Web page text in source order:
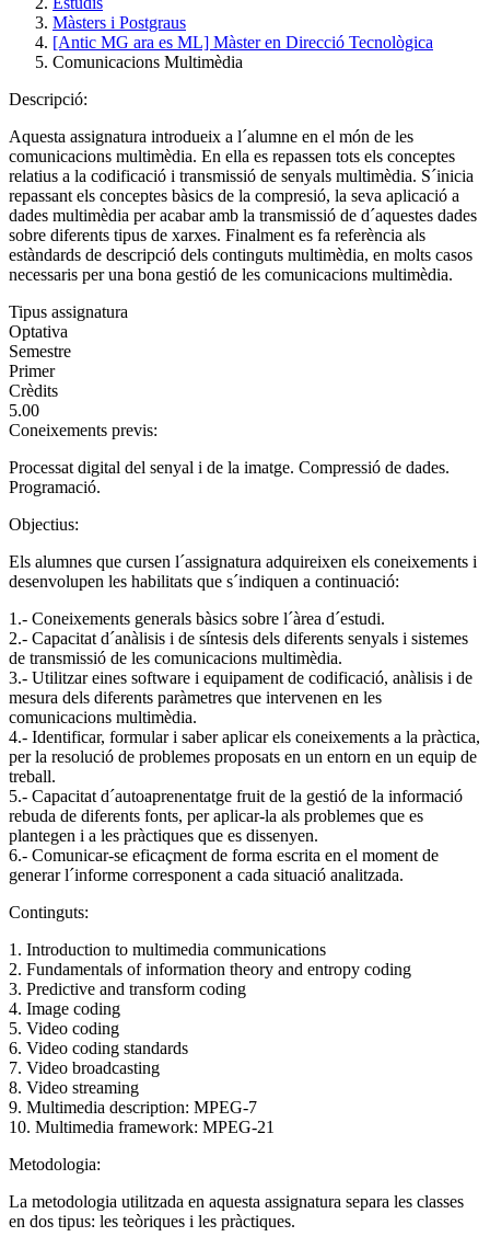
Màsters i Postgraus
[Antic MG ara es ML] Màster en Direcció Tecnològica
Comunicacions Multimèdia
Descripció:
Aquesta assignatura introdueix a l´alumne en el món de les
comunicacions multimèdia. En ella es repassen tots els conceptes
relatius a la codificació i transmissió de senyals multimèdia. S´inicia
repassant els conceptes bàsics de la compresió, la seva aplicació a
dades multimèdia per acabar amb la transmissió de d´aquestes dades
sobre diferents tipus de xarxes. Finalment es fa referència als
estàndards de descripció dels continguts multimèdia, en molts casos
necessaris per una bona gestió de les comunicacions multimèdia.
Tipus assignatura
Optativa
Semestre
Primer
Crèdits
5.00
Coneixements previs:
Processat digital del senyal i de la imatge. Compressió de dades.
Programació.
Objectius:
Els alumnes que cursen l´assignatura adquireixen els coneixements i
desenvolupen les habilitats que s´indiquen a continuació:
1.- Coneixements generals bàsics sobre l´àrea d´estudi.
2.- Capacitat d´anàlisis i de síntesis dels diferents senyals i sistemes
de transmissió de les comunicacions multimèdia.
3.- Utilitzar eines software i equipament de codificació, anàlisis i de
mesura dels diferents paràmetres que intervenen en les
comunicacions multimèdia.
4.- Identificar, formular i saber aplicar els coneixements a la pràctica,
per la resolució de problemes proposats en un entorn en un equip de
treball.
5.- Capacitat d´autoaprenentatge fruit de la gestió de la informació
rebuda de diferents fonts, per aplicar-la als problemes que es
plantegen i a les pràctiques que es dissenyen.
6.- Comunicar-se eficaçment de forma escrita en el moment de
generar l´informe corresponent a cada situació analitzada.
Continguts:
1. Introduction to multimedia communications
2. Fundamentals of information theory and entropy coding
3. Predictive and transform coding
4. Image coding
5. Video coding
6. Video coding standards
7. Video broadcasting
8. Video streaming
9. Multimedia description: MPEG-7
10. Multimedia framework: MPEG-21
Metodologia:
La metodologia utilitzada en aquesta assignatura separa les classes
en dos tipus: les teòriques i les pràctiques.